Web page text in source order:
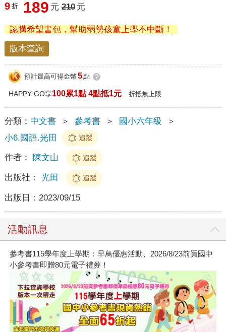
9 折 189 元 210 元
認購希望書包，幫助弱勢孩童上學不中斷！
版本查詢
預計最高可得金幣 5點 ?
HAPPY GO享100累1點 4點抵1元 折抵無上限
分類： 中文書 ＞ 參考書 ＞ 國小六年級
＞
小6.國語.光田
追蹤
作者： 陳文山 追蹤
出版社： 光田 追蹤
出版日： 2023/09/15
活動訊息
參考書115學年度上學期：早鳥優惠活動、2026/8/23前買國中
小參考書即贈80元電子禮券！